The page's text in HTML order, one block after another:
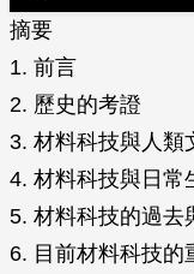
摘要
1. 前言
2. 歷史的考證
3. 材料科技與人類
4. 材料科技與日常
5. 材料科技的過去
6. 目前材料科技的